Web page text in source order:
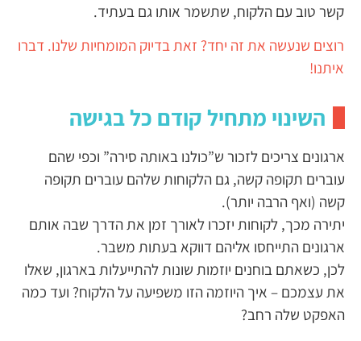
קשר טוב עם הלקוח, שתשמר אותו גם בעתיד.
רוצים שנעשה את זה יחד? זאת בדיוק המומחיות שלנו. דברו
איתנו!
השינוי מתחיל קודם כל בגישה
ארגונים צריכים לזכור ש”כולנו באותה סירה” וכפי שהם
עוברים תקופה קשה, גם הלקוחות שלהם עוברים תקופה
קשה (ואף הרבה יותר).
יתירה מכך, לקוחות יזכרו לאורך זמן את הדרך שבה אותם
ארגונים התייחסו אליהם דווקא בעתות משבר.
לכן, כשאתם בוחנים יוזמות שונות להתייעלות בארגון, שאלו
את עצמכם – איך היוזמה הזו משפיעה על הלקוח? ועד כמה
האפקט שלה רחב?